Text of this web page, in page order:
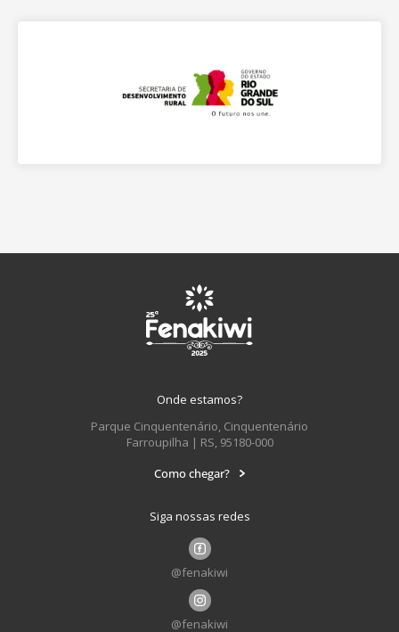
Onde estamos?
Parque Cinquentenário, Cinquentenário
Farroupilha | RS, 95180-000
Como chegar?
Siga nossas redes
@fenakiwi
@fenakiwi